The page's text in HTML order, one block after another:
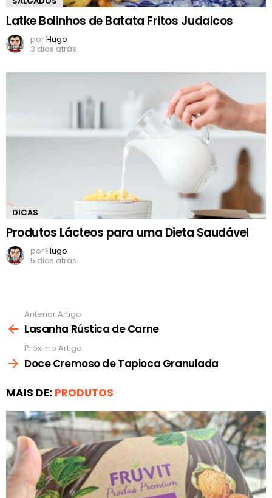
Latke Bolinhos de Batata Fritos Judaicos
porHugo
3 dias atrás
DICAS
Produtos Lácteos para uma Dieta Saudável
porHugo
5 dias atrás
mais
Anterior Artigo
Lasanha Rústica de Carne
Próximo Artigo
Doce Cremoso de Tapioca Granulada
MAIS DE: PRODUTOS